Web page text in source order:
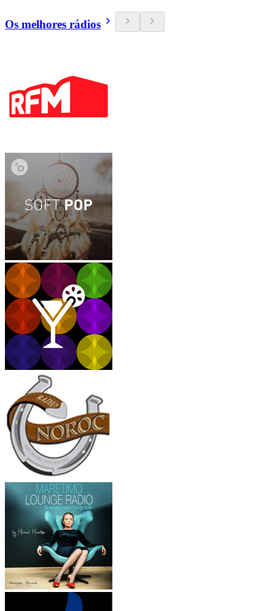
Os melhores rádios